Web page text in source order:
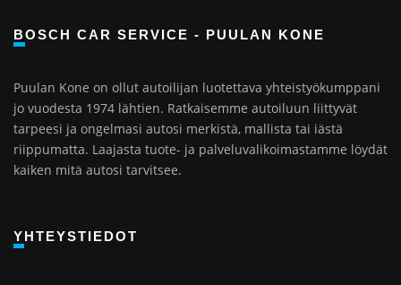
BOSCH CAR SERVICE - PUULAN KONE
Puulan Kone on ollut autoilijan luotettava yhteistyökumppani
jo vuodesta 1974 lähtien. Ratkaisemme autoiluun liittyvät
tarpeesi ja ongelmasi autosi merkistä, mallista tai iästä
riippumatta. Laajasta tuote- ja palveluvalikoimastamme löydät
kaiken mitä autosi tarvitsee.
YHTEYSTIEDOT